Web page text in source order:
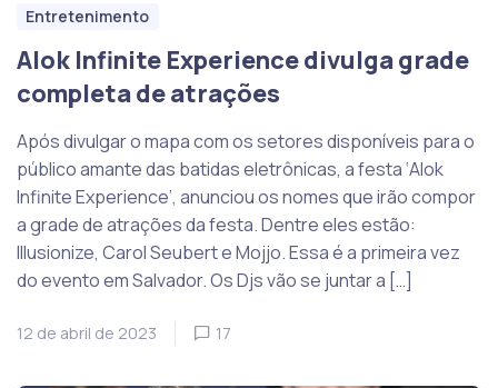
Entretenimento
Alok Infinite Experience divulga grade
completa de atrações
Após divulgar o mapa com os setores disponíveis para o
público amante das batidas eletrônicas, a festa ‘Alok
Infinite Experience’, anunciou os nomes que irão compor
a grade de atrações da festa. Dentre eles estão:
Illusionize, Carol Seubert e Mojjo. Essa é a primeira vez
do evento em Salvador. Os Djs vão se juntar a […]
12 de abril de 2023 17